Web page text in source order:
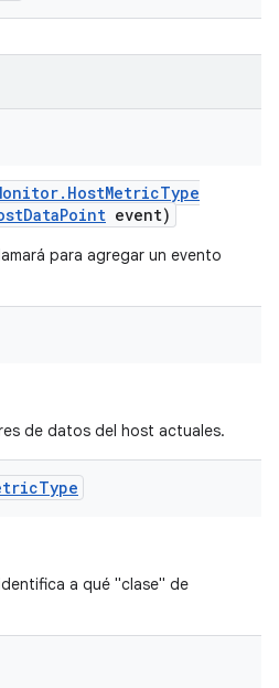
. HostMetricType
DataPoint event)
para agregar un evento
de datos del host actuales.
Type
a qué "clase" de